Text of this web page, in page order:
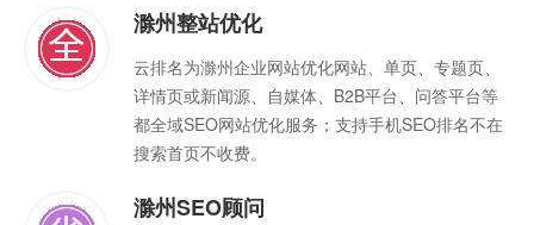
滁州整站优化
云排名为滁州企业网站优化网站、单页、专题页、
详情页或新闻源、自媒体、B2B平台、问答平台等
都全域SEO网站优化服务；支持手机SEO排名不在
搜索首页不收费。
滁州SEO顾问